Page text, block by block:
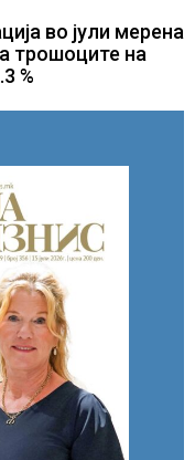
во јули мерена
трошоците на
%